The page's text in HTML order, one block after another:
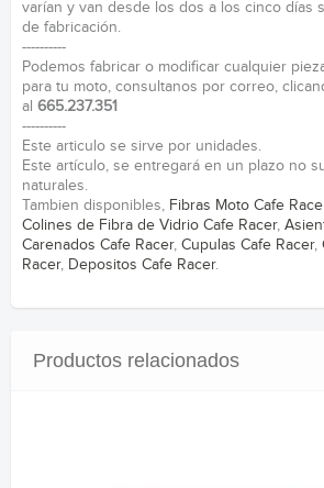
varían y van desde los dos a los cinco días
de fabricación.
----------
Podemos fabricar o modificar cualquier
para tu moto, consultanos por correo,
al 665.237.351
----------
Este articulo se sirve por unidades.
Este artículo, se entregará en un plazo no
naturales.
Tambien disponibles, Fibras Moto Cafe
Colines de Fibra de Vidrio Cafe Racer,
Carenados Cafe Racer, Cupulas Cafe Racer,
Racer, Depositos Cafe Racer.
Productos relacionados